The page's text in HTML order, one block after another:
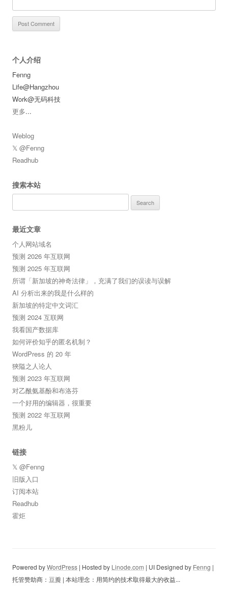
个人介绍
Fenng
Life@Hangzhou
Work@无码科技
更多...
Weblog
𝕏 @Fenng
Readhub
搜索本站
for:
最近文章
个人网站域名
预测 2026 年互联网
预测 2025 年互联网
所谓「新加坡的神奇法律」，充满了我们的误读与误解
AI 分析出来的我是什么样的
新加坡的特定中文词汇
预测 2024 互联网
我看国产数据库
如何评价知乎的匿名机制？
WordPress 的 20 年
狹隘之人论人
预测 2023 年互联网
对乙酰氨基酚和布洛芬
一个好用的编辑器，很重要
预测 2022 年互联网
黑粉儿
链接
𝕏 @Fenng
旧版入口
订阅本站
Readhub
霍炬
Powered byWordPress | Hosted by Linode.com | UI Designed by Fenng |
托管赞助商： 豆瓣 | 本站理念：用简约的技术取得最大的收益...